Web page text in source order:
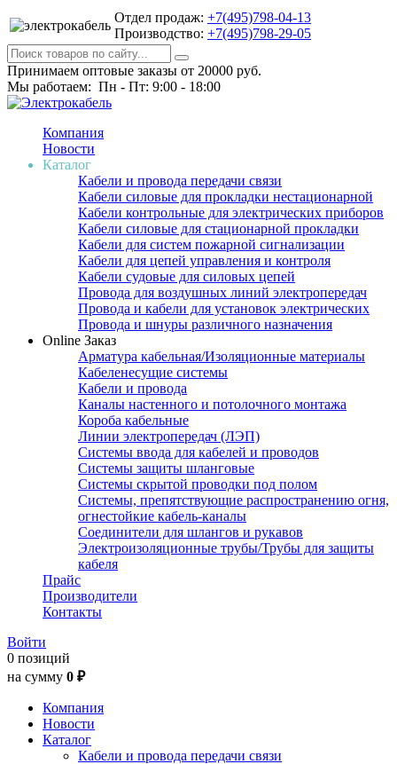
Отдел продаж: +7(495)798-04-13
Производство: +7(495)798-29-05
Принимаем оптовые заказы от 20000 руб.
Мы работаем: Пн - Пт: 9:00 - 18:00
Компания
Новости
Каталог
Кабели и провода передачи связи
Кабели силовые для прокладки нестационарной
Кабели контрольные для электрических приборов
Кабели силовые для стационарной прокладки
Кабели для систем пожарной сигнализации
Кабели для цепей управления и контроля
Кабели судовые для силовых цепей
Провода для воздушных линий электропередач
Провода и кабели для установок электрических
Провода и шнуры различного назначения
Online Заказ
Арматура кабельная/Изоляционные материалы
Кабеленесущие системы
Кабели и провода
Каналы настенного и потолочного монтажа
Короба кабельные
Линии электропередач (ЛЭП)
Системы ввода для кабелей и проводов
Системы защиты шланговые
Системы скрытой проводки под полом
Системы, препятствующие распространению огня,
огнестойкие кабель-каналы
Соединители для шлангов и рукавов
Электроизоляционные трубы/Трубы для защиты
кабеля
Прайс
Производители
Контакты
Войти
0 позиций
на сумму 0 ₽
Компания
Новости
Каталог
Кабели и провода передачи связи